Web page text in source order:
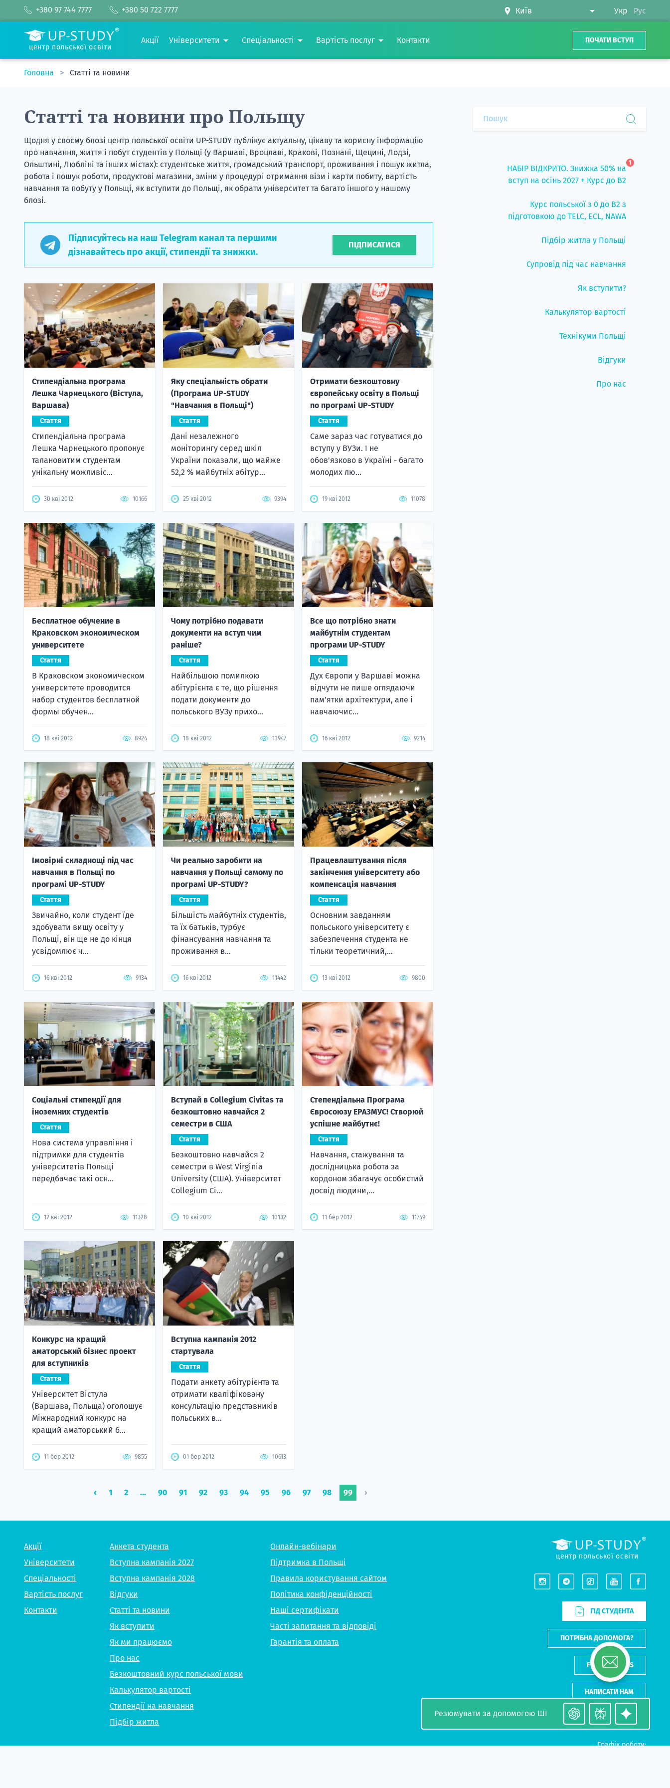
+380 97 744 7777 +380 50 722 7777 Укр Рус
центр польської освіти
Акції Університети Спеціальності Вартість послуг Контакти ПОЧАТИ ВСТУП
Головна Статті та новини
Статті та новини про Польщу
Щодня у своєму блозі центр польської освіти UP-STUDY публікує актуальну, цікаву та корисну інформацію
про навчання, життя і побут студентів у Польщі (у Варшаві, Вроцлаві, Кракові, Познані, Щецині, Лодзі,
Ольштині, Любліні та інших містах): студентське життя, громадський транспорт, проживання і пошук житла,
робота і пошук роботи, продуктові магазини, зміни у процедурі отримання візи і карти побиту, вартість
навчання та побуту у Польщі, як вступити до Польщі, як обрати університет та багато іншого у нашому
блозі.
Підписуйтесь на наш Telegram канал та першими
дізнавайтесь про акції, стипендії та знижки.
ПІДПИСАТИСЯ
Стипендіальна програма
Лешка Чарнецького (Вістула,
Варшава)
Стаття
Стипендіальна програма
Лешка Чарнецького пропонує
талановитим студентам
унікальну можливіс...
30 кві 2012 10166
Яку спеціальність обрати
(Програма UP-STUDY
"Навчання в Польщі")
Стаття
Дані незалежного
моніторингу серед шкіл
України показали, що майже
52,2 % майбутніх абітур...
25 кві 2012 9394
Отримати безкоштовну
європейську освіту в Польщі
по програмі UP-STUDY
Стаття
Саме зараз час готуватися до
вступу у ВУЗи. І не
обов'язково в Україні - багато
молодих лю...
19 кві 2012 11078
Бесплатное обучение в
Краковском экономическом
университете
Стаття
В Краковском экономическом
университете проводится
набор студентов бесплатной
формы обучен...
18 кві 2012 8924
Чому потрібно подавати
документи на вступ чим
раніше?
Стаття
Найбільшою помилкою
абітурієнта є те, що рішення
подати документи до
польського ВУЗу прихо...
18 кві 2012 13947
Все що потрібно знати
майбутнім студентам
програми UP-STUDY
Стаття
Дух Європи у Варшаві можна
відчути не лише оглядаючи
пам'ятки архітектури, але і
навчаючис...
16 кві 2012 9214
Імовірні складнощі під час
навчання в Польщі по
програмі UP-STUDY
Стаття
Звичайно, коли студент їде
здобувати вищу освіту у
Польщі, він ще не до кінця
усвідомлює ч...
16 кві 2012 9134
Чи реально заробити на
навчання у Польщі самому по
програмі UP-STUDY?
Стаття
Більшість майбутніх студентів,
та їх батьків, турбує
фінансування навчання та
проживання в...
16 кві 2012 11442
Працевлаштування після
закінчення університету або
компенсація навчання
Стаття
Основним завданням
польського університету є
забезпечення студента не
тільки теоретичний,...
13 кві 2012 9800
Соціальні стипендії для
іноземних студентів
Стаття
Нова система управління і
підтримки для студентів
університетів Польщі
передбачає такі осн...
12 кві 2012 11328
Вступай в Collegium Civitas та
безкоштовно навчайся 2
семестри в США
Стаття
Безкоштовно навчайся 2
семестри в West Virginia
University (США). Університет
Collegium Ci...
10 кві 2012 10132
Степендіальна Програма
Євросоюзу ЕРАЗМУС! Створюй
успішне майбутнє!
Стаття
Навчання, стажування та
дослідницька робота за
кордоном збагачує особистий
досвід людини,...
11 бер 2012 11749
Конкурс на кращий
аматорський бізнес проект
для вступників
Стаття
Університет Вістула
(Варшава, Польща) оголошує
Міжнародний конкурс на
кращий аматорський б...
11 бер 2012 9855
Вступна кампанія 2012
стартувала
Стаття
Подати анкету абітурієнта та
отримати кваліфіковану
консультацію представників
польських в...
01 бер 2012 10613
‹ 1 2 ... 90 91 92 93 94 95 96 97 98 99 ›
НАБІР ВІДКРИТО. Знижка 50% на
вступ на осінь 2027 + Курс до B2
1
Курс польської з 0 до B2 з
підготовкою до TELC, ECL, NAWA
Підбір житла у Польщі
Супровід під час навчання
Як вступити?
Калькулятор вартості
Технікуми Польщі
Відгуки
Про нас
Акції
Університети
Спеціальності
Вартість послуг
Контакти
Анкета студента
Вступна кампанія 2027
Вступна кампанія 2028
Відгуки
Статті та новини
Як вступити
Як ми працюємо
Про нас
Безкоштовний курс польської мови
Калькулятор вартості
Стипендії на навчання
Підбір житла
Онлайн-вебінари
Підтримка в Польщі
Правила користування сайтом
Політика конфіденційності
Наші сертифікати
Часті запитання та відповіді
Гарантія та оплата
центр польської освіти
ГІД СТУДЕНТА
ПОТРІБНА ДОПОМОГА?
FOR PARTNERS
НАПИСАТИ НАМ
Графік роботи:
Резюмувати за допомогою ШІ